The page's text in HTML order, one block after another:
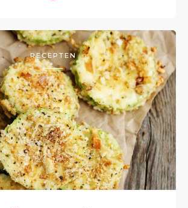
RECEPTEN